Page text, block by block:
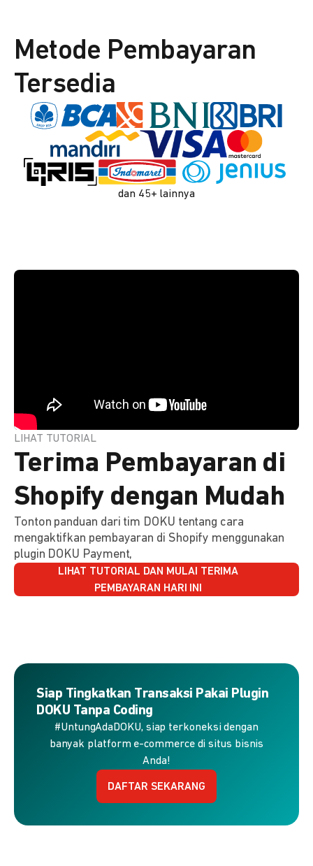
Metode Pembayaran
Tersedia
dan 45+ lainnya
LIHAT TUTORIAL
Terima Pembayaran di
Shopify dengan Mudah
Tonton panduan dari tim DOKU tentang cara
mengaktifkan pembayaran di Shopify menggunakan
plugin DOKU Payment,
LIHAT TUTORIAL DAN MULAI TERIMA
PEMBAYARAN HARI INI
Siap Tingkatkan Transaksi Pakai Plugin
DOKU Tanpa Coding
#UntungAdaDOKU, siap terkoneksi dengan
banyak platform e-commerce di situs bisnis
Anda!
DAFTAR SEKARANG